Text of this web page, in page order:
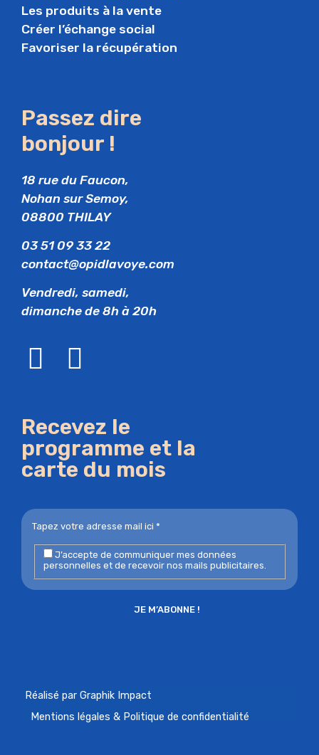
Les produits à la vente
Créer l’échange social
Favoriser la récupération
Passez dire
bonjour !
18 rue du Faucon,
Nohan sur Semoy,
08800 THILAY
03 51 09 33 22
contact@opidlavoye.com
Vendredi, samedi,
dimanche de 8h à 20h
Recevez le
programme et la
carte du mois
J’accepte de communiquer mes données
personnelles et de recevoir nos mails publicitaires.
Réalisé par Graphik Impact
Mentions légales & Politique de confidentialité